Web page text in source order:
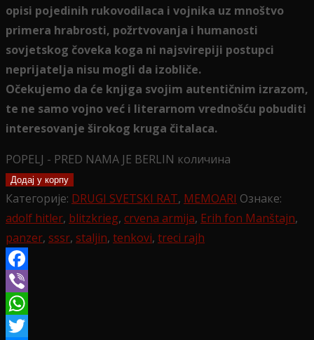
opisi pojedinih rukovodilaca i vojnika uz mnoštvo
primera hrabrosti, požrtvovanja i humanosti
sovjetskog čoveka koga ni najsvirepiji postupci
neprijatelja nisu mogli da izobliče.
Očekujemo da će knjiga svojim autentičnim izrazom,
te ne samo vojno već i literarnom vrednošću pobuditi
interesovanje širokog kruga čitalaca.
POPELJ - PRED NAMA JE BERLIN количина
Додај у корпу
Категорије: DRUGI SVETSKI RAT, MEMOARI Ознаке:
adolf hitler, blitzkrieg, crvena armija, Erih fon Manštajn,
panzer, sssr, staljin, tenkovi, treci rajh
Facebook
Viber
WhatsApp